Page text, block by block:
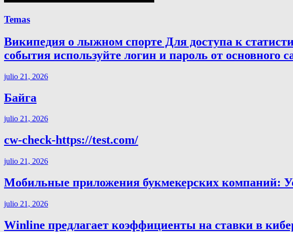
Temas
Википедия о лыжном спорте Для доступа к
события используйте логин и пароль от основного
julio 21, 2026
Байга
julio 21, 2026
cw-check-https://test.com/
julio 21, 2026
Мобильные приложения букмекерских компаний:
julio 21, 2026
Winline предлагает коэффициенты на ставки в